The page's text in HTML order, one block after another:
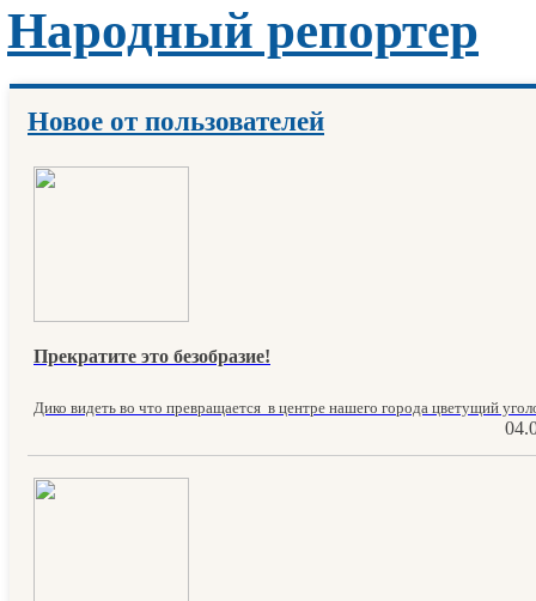
Народный репортер
Новое от пользователей
Прекратите это безобразие!
Дико видеть во что превращается в центре нашего города цветущий